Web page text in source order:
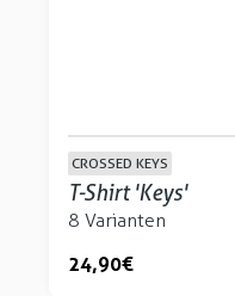
CROSSED KEYS
T-Shirt 'Keys'
8 Varianten
24,90 €